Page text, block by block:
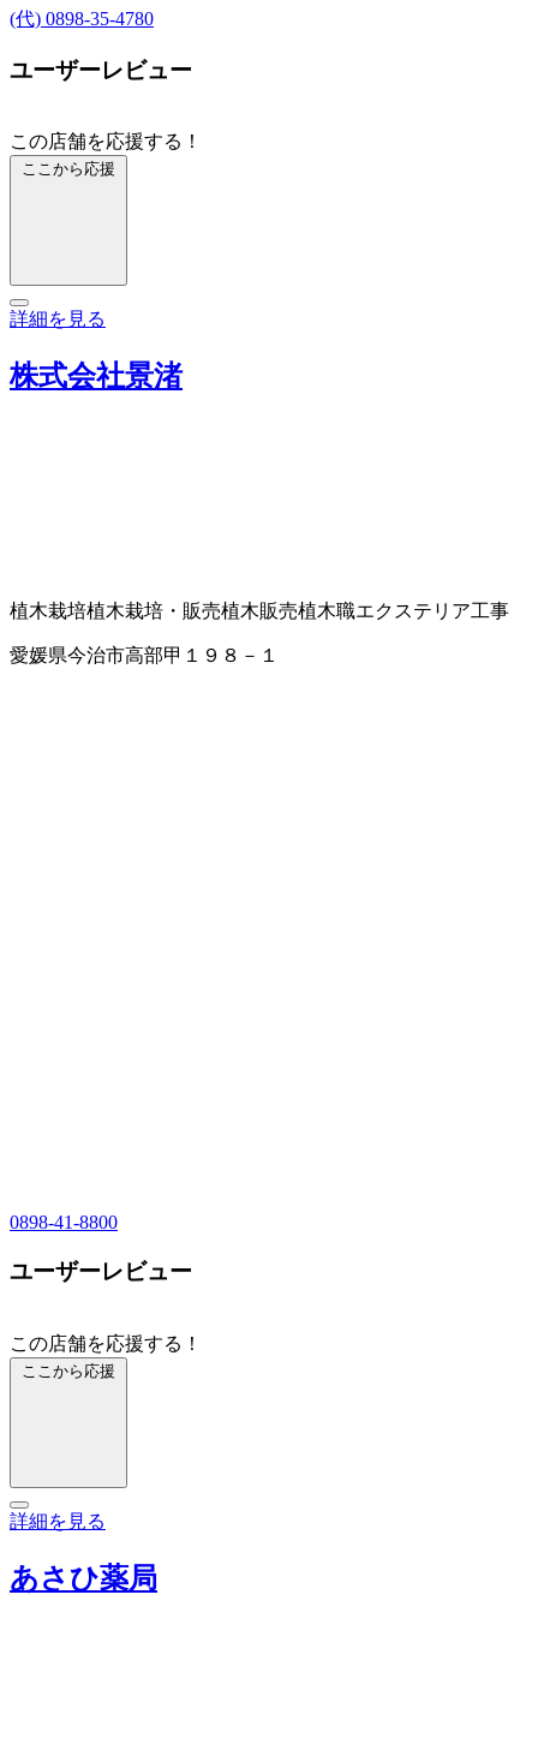
(代) 0898-35-4780
ユーザーレビュー
この店舗を応援する！
ここから応援
詳細を見る
株式会社景渚
植木栽培植木栽培・販売植木販売植木職エクステリア工事
愛媛県今治市高部甲１９８－１
0898-41-8800
ユーザーレビュー
この店舗を応援する！
ここから応援
詳細を見る
あさひ薬局